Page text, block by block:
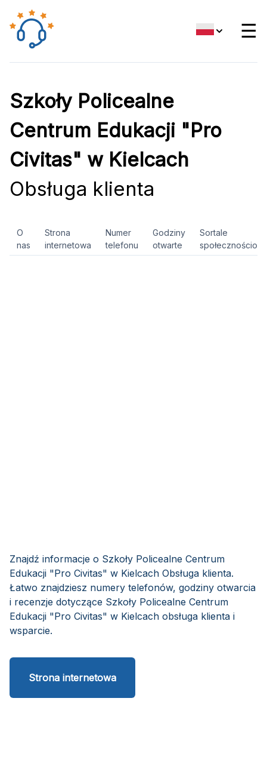
☰
Szkoły Policealne
Centrum Edukacji "Pro
Civitas" w Kielcach
Obsługa klienta
O
nas
Strona
internetowa
Numer
telefonu
Godziny
otwarte
Sortale
Znajdź informacje o Szkoły Policealne Centrum
Edukacji "Pro Civitas" w Kielcach Obsługa klienta.
Łatwo znajdziesz numery telefonów, godziny otwarcia
i recenzje dotyczące Szkoły Policealne Centrum
Edukacji "Pro Civitas" w Kielcach obsługa klienta i
wsparcie.
Strona internetowa